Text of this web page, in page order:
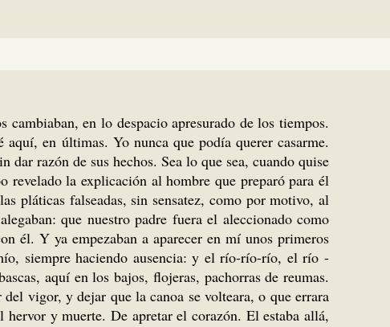
en lo despacio apresurado de los tiempos.
en últimas. Yo nunca que podía querer casarme.
razón de sus hechos. Sea lo que sea, cuando quise
revelado la explicación al hombre que preparó para él
pláticas falseadas, sin sensatez, como por motivo, al
que nuestro padre fuera el aleccionado como
él. Y ya empezaban a aparecer en mí unos primeros
siempre haciendo ausencia: y el río-río-río, el río -
aquí en los bajos, flojeras, pachorras de reumas.
vigor, y dejar que la canoa se volteara, o que errara
y muerte. De apretar el corazón. El estaba allá,